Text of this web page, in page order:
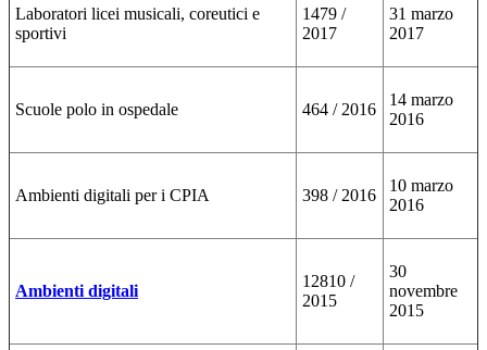
Laboratori licei musicali, coreutici e
sportivi
1479 /
2017
31 marzo
2017
Scuole polo in ospedale 464 / 2016
14 marzo
2016
Ambienti digitali per i CPIA 398 / 2016
10 marzo
2016
Ambienti digitali
12810 /
2015
30
novembre
2015